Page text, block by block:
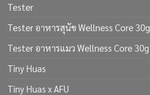
Tester
Tester อาหารสุนัข Wellness Core 30g
Tester อาหารแมว Wellness Core 30g
Tiny Huas
Tiny Huas x AFU